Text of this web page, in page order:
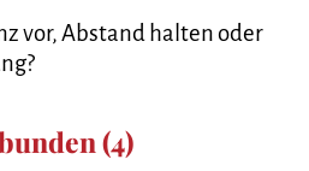
vor, Abstand halten oder
(4)